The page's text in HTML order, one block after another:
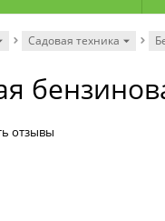
Садовая техника
отзывы